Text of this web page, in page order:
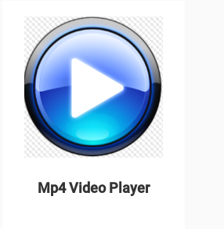
Mp4 Video Player